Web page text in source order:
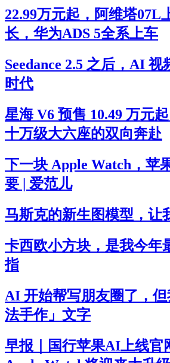
22.99万元起，阿维塔07L
长，华为ADS 5全系上车
Seedance 2.5 之后，AI 视
时代
星海 V6 预售 10.49 万元
十万级大六座的双向奔赴
下一块 Apple Watch，苹
要 | 爱范儿
马斯克的新生图模型，让
卡西欧小方块，是我今年
指
AI 开始帮写朋友圈了，
法手作」文字
早报｜国行苹果AI上线官